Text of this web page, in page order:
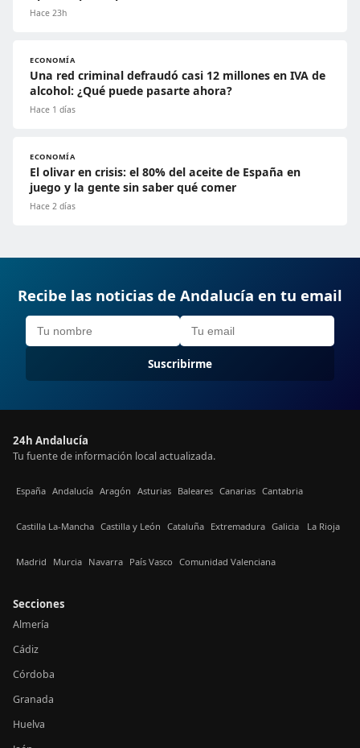
Hace 23h
ECONOMÍA
Una red criminal defraudó casi 12 millones en IVA de
alcohol: ¿Qué puede pasarte ahora?
Hace 1 días
ECONOMÍA
El olivar en crisis: el 80% del aceite de España en
juego y la gente sin saber qué comer
Hace 2 días
Recibe las noticias de Andalucía en tu email
Suscribirme
24h Andalucía
Tu fuente de información local actualizada.
España Andalucía Aragón Asturias Baleares Canarias Cantabria
Castilla La-Mancha Castilla y León Cataluña Extremadura Galicia La Rioja
Madrid Murcia Navarra País Vasco Comunidad Valenciana
Secciones
Almería
Cádiz
Córdoba
Granada
Huelva